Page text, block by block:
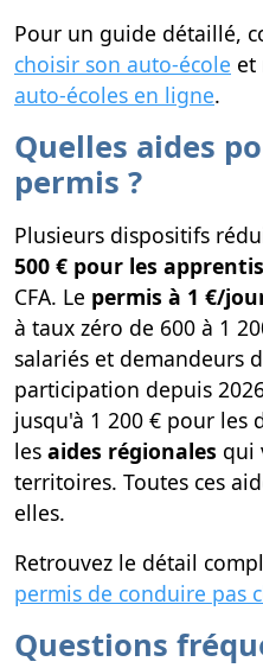
Pour un guide détaillé,
choisir son auto-école et
auto-écoles en ligne.
Quelles aides
permis ?
Plusieurs dispositifs
500 € pour les apprentis
CFA. Le permis à 1 €/
à taux zéro de 600 à 1
salariés et demandeurs
participation depuis
jusqu'à 1 200 € pour les
les aides régionales qui
territoires. Toutes ces
elles.
Retrouvez le détail
permis de conduire pas
Questions